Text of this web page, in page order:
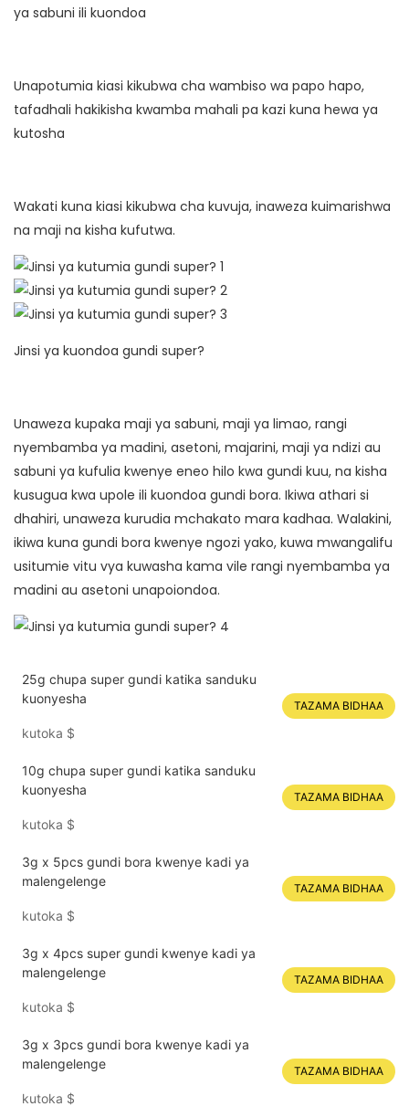
ya sabuni ili kuondoa
Unapotumia kiasi kikubwa cha wambiso wa papo hapo,
tafadhali hakikisha kwamba mahali pa kazi kuna hewa ya
kutosha
Wakati kuna kiasi kikubwa cha kuvuja, inaweza kuimarishwa
na maji na kisha kufutwa.
Jinsi ya kuondoa gundi super?
Unaweza kupaka maji ya sabuni, maji ya limao, rangi
nyembamba ya madini, asetoni, majarini, maji ya ndizi au
sabuni ya kufulia kwenye eneo hilo kwa gundi kuu, na kisha
kusugua kwa upole ili kuondoa gundi bora. Ikiwa athari si
dhahiri, unaweza kurudia mchakato mara kadhaa. Walakini,
ikiwa kuna gundi bora kwenye ngozi yako, kuwa mwangalifu
usitumie vitu vya kuwasha kama vile rangi nyembamba ya
madini au asetoni unapoiondoa.
25g chupa super gundi katika sanduku
kuonyesha
kutoka $
TAZAMA BIDHAA
10g chupa super gundi katika sanduku
kuonyesha
kutoka $
TAZAMA BIDHAA
3g x 5pcs gundi bora kwenye kadi ya
malengelenge
kutoka $
TAZAMA BIDHAA
3g x 4pcs super gundi kwenye kadi ya
malengelenge
kutoka $
TAZAMA BIDHAA
3g x 3pcs gundi bora kwenye kadi ya
malengelenge
kutoka $
TAZAMA BIDHAA